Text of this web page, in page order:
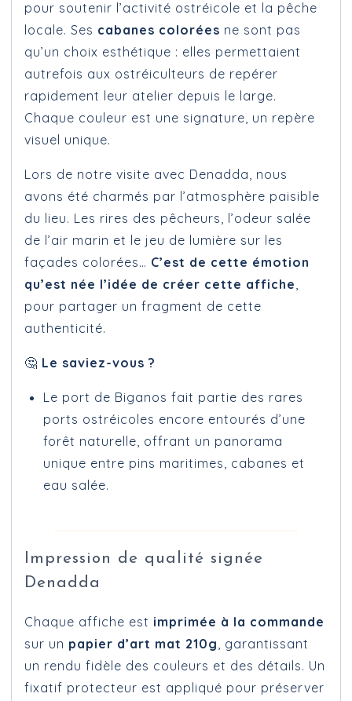
pour soutenir l’activité ostréicole et la pêche
locale. Ses cabanes colorées ne sont pas
qu’un choix esthétique : elles permettaient
autrefois aux ostréiculteurs de repérer
rapidement leur atelier depuis le large.
Chaque couleur est une signature, un repère
visuel unique.
Lors de notre visite avec Denadda, nous
avons été charmés par l’atmosphère paisible
du lieu. Les rires des pêcheurs, l’odeur salée
de l’air marin et le jeu de lumière sur les
façades colorées… C’est de cette émotion
qu’est née l’idée de créer cette affiche
pour partager un fragment de cette
authenticité.
🤔 Le saviez-vous ?
Le port de Biganos fait partie des rares
ports ostréicoles encore entourés d’une
forêt naturelle, offrant un panorama
unique entre pins maritimes, cabanes et
eau salée.
Impression de qualité signée
Denadda
Chaque affiche est imprimée à la commande
sur un papier d’art mat 210g, garantissant
un rendu fidèle des couleurs et des détails. Un
fixatif protecteur est appliqué pour préserver